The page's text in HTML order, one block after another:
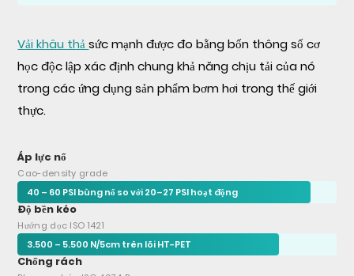
Vải khâu thảsức mạnh được đo bằng bốn thông số cơ
học độc lập xác định chung khả năng chịu tải của nó
trong các ứng dụng sản phẩm bơm hơi trong thế giới
thực.
Áp lực nổ
Cao-density grade
40 – 60 PSI bùng nổ so với 20–27 PSI hoạt động
Độ bền kéo
Hướng dọc ISO 1421
3.500 – 5.500 N/5cm trên lõi HT-PET
Chống rách